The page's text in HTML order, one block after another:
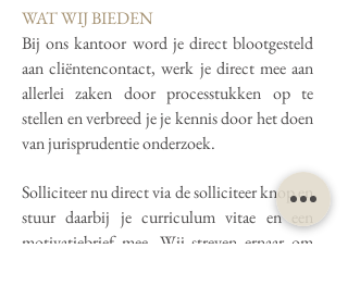
WAT WIJ BIEDEN
Bij ons kantoor word je direct blootgesteld
aan cliëntencontact, werk je direct mee aan
allerlei zaken door processtukken op te
stellen en verbreed je je kennis door het doen
van jurisprudentie onderzoek.
Solliciteer nu direct via de solliciteer knop en
stuur daarbij je curriculum vitae en een
motivatiebrief mee. Wij streven ernaar om